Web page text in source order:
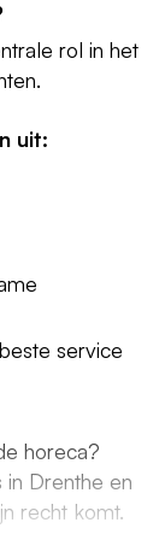
rol in het
uit:
service
horeca?
Drenthe en
recht komt.